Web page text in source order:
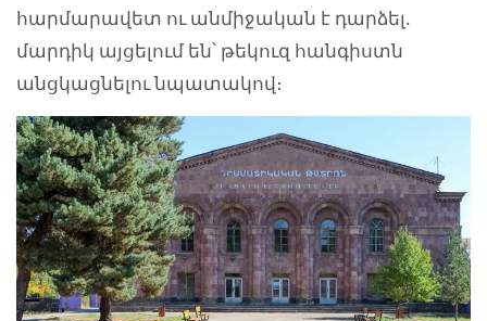
հարմարավետ ու անմիջական է դարձել.
մարդիկ այցելում են՝ թեկուզ հանգիստն
անցկացնելու նպատակով։